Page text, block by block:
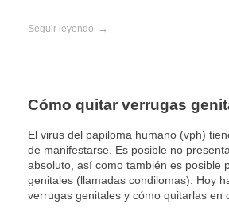
Seguir leyendo
Cómo quitar verrugas
El virus del papiloma humano (vph)
de manifestarse. Es posible no
absoluto, así como también es posible
genitales (llamadas condilomas). Hoy
verrugas genitales y cómo quitarlas en